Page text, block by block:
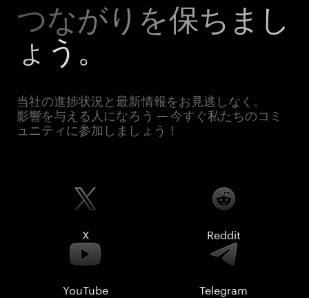
つながりを保ちまし
ょう。
当社の進捗状況と最新情報をお見逃しなく。
影響を与える人になろう — 今すぐ私たちのコミ
ュニティに参加しましょう！
X Reddit
YouTube Telegram